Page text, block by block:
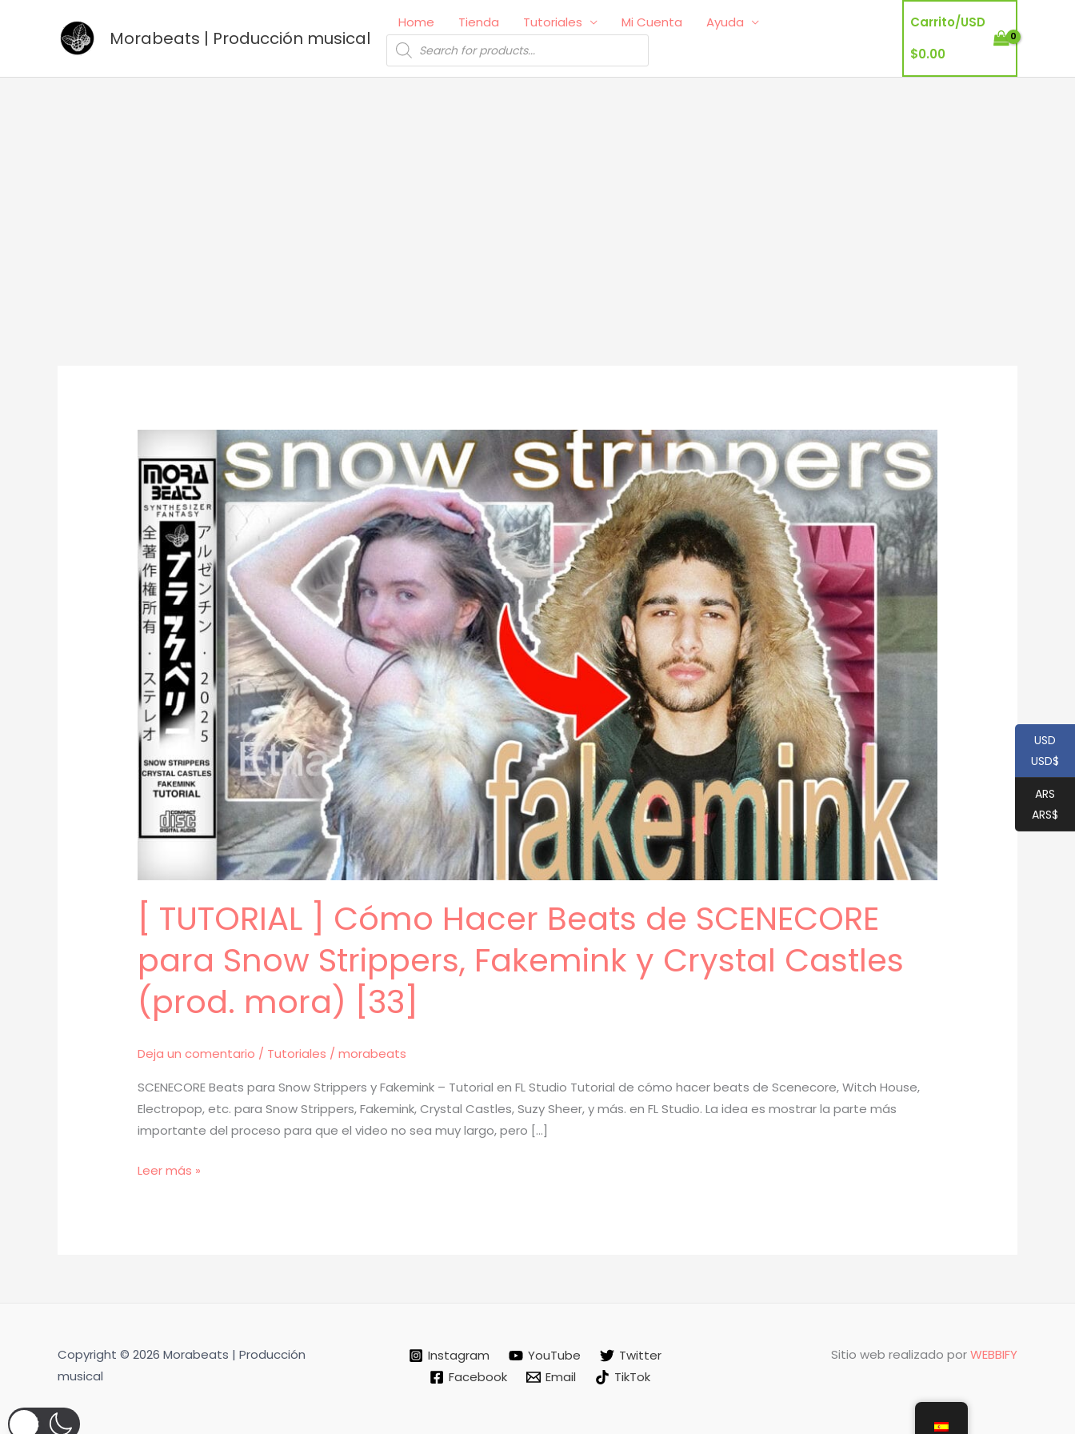
Morabeats | Producción musical
Home Tienda Tutoriales Mi Cuenta
Ayuda
Búsqueda
de
productos
Carrito/USD
$0.00
[ TUTORIAL ] Cómo Hacer Beats de SCENECORE
para Snow Strippers, Fakemink y Crystal Castles
(prod. mora) [33]
Deja un comentario / Tutoriales /morabeats
SCENECORE Beats para Snow Strippers y Fakemink – Tutorial en FL Studio Tutorial de cómo hacer beats de Scenecore, Witch House,
Electropop, etc. para Snow Strippers, Fakemink, Crystal Castles, Suzy Sheer, y más. en FL Studio. La idea es mostrar la parte más
importante del proceso para que el video no sea muy largo, pero […]
[
Snow
Leer más »
Copyright © 2026 Morabeats | Producción
musical
Instagram YouTube
Twitter
Facebook
Email TikTok
Sitio web realizado porWEBBIFY
USD
USD$
ARS
ARS$